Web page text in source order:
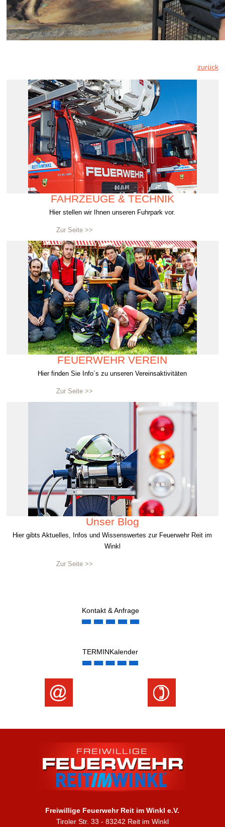
zurück
FAHRZEUGE & TECHNIK
Hier stellen wir Ihnen unseren Fuhrpark vor.
Zur Seite >>
FEUERWEHR VEREIN
Hier finden Sie Info´s zu unseren Vereinsaktivitäten
Zur Seite >>
Unser Blog
Hier gibts Aktuelles, Infos und Wissenswertes zur Feuerwehr Reit im
Winkl
Zur Seite >>
Kontakt & Anfrage
TERMINKalender
Freiwillige Feuerwehr Reit im Winkl e.V.
Tiroler Str. 33 - 83242 Reit im Winkl